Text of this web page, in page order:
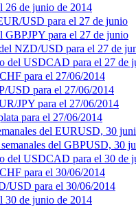
26 de junio de 2014
USD para el 27 de junio
GBPJPY para el 27 de junio
NZD/USD para el 27 de
del USDCAD para el 27 de
para el 27/06/2014
USD para el 27/06/2014
JPY para el 27/06/2014
para el 27/06/2014
del EURUSD, 30
del GBPUSD, 30
del USDCAD para el 30 de
para el 30/06/2014
USD para el 30/06/2014
30 de junio de 2014